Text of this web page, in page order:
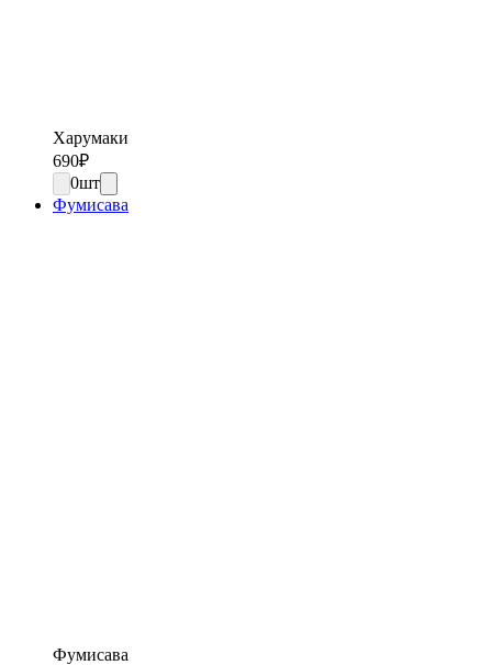
Харумаки
690₽
0шт
Фумисава
Фумисава